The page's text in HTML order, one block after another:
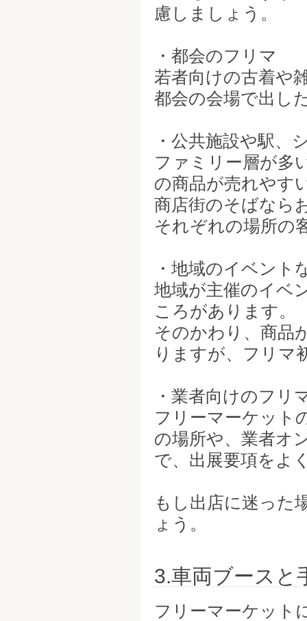
慮しましょう。
・都会のフリマ
若者向けの古着や
都会の会場で出し
・公共施設や駅、
ファミリー層が多
の商品が売れやす
商店街のそばなら
それぞれの場所の
・地域のイベント
地域が主催のイベ
ころがあります。
そのかわり、商品
りますが、フリマ
・業者向けのフリ
フリーマーケット
の場所や、業者オ
で、出展要項をよ
もし出店に迷った
ょう。
3.車両ブースと
フリーマーケット